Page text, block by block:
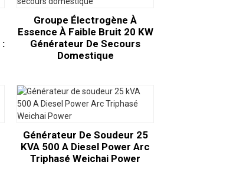
:
Groupe Électrogène À
Essence À Faible Bruit 20 KW
Générateur De Secours
Domestique
Générateur De Soudeur 25
KVA 500 A Diesel Power Arc
Triphasé Weichai Power